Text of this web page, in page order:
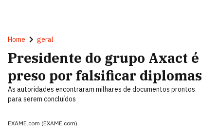
Home geral
Presidente do grupo Axact é
preso por falsificar diplomas
As autoridades encontraram milhares de documentos prontos
para serem concluídos
EXAME.com (EXAME.com)